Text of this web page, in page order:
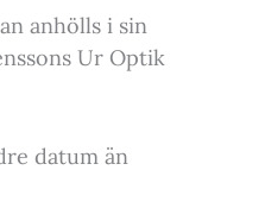
anhölls i sin
Ur Optik
datum än